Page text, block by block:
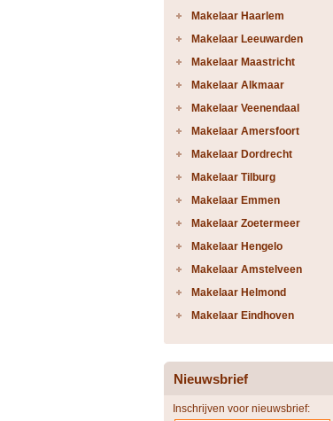
Makelaar Haarlem
Makelaar Leeuwarden
Makelaar Maastricht
Makelaar Alkmaar
Makelaar Veenendaal
Makelaar Amersfoort
Makelaar Dordrecht
Makelaar Tilburg
Makelaar Emmen
Makelaar Zoetermeer
Makelaar Hengelo
Makelaar Amstelveen
Makelaar Helmond
Makelaar Eindhoven
Nieuwsbrief
Inschrijven voor nieuwsbrief: